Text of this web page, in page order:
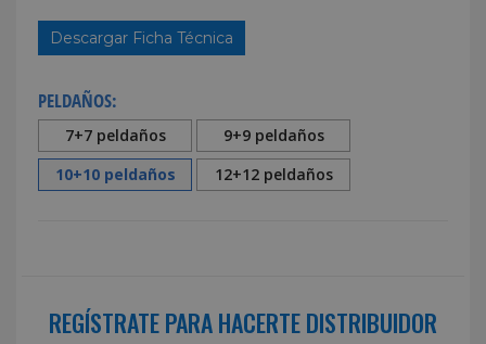
Descargar Ficha Técnica
PELDAÑOS:
7+7 peldaños
9+9 peldaños
10+10 peldaños
12+12 peldaños
REGÍSTRATE PARA HACERTE DISTRIBUIDOR